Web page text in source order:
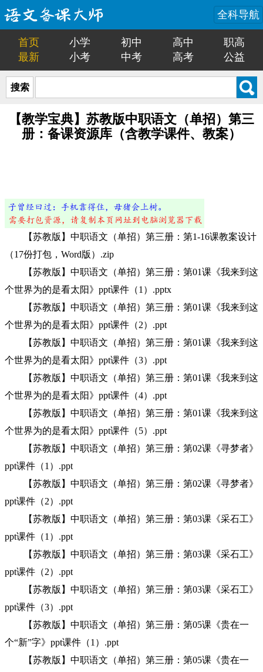
全科导航
首页 小学 初中 高中
职高
最新
小考 中考 高考 公益
搜索
【教学宝典】苏教版中职语文（单招）第三
册：备课资源库（含教学课件、教案）
【苏教版】中职语文（单招）第三册：第1-16课教案设计
（17份打包，Word版）.zip
【苏教版】中职语文（单招）第三册：第01课《我来到这
个世界为的是看太阳》ppt课件（1）.pptx
【苏教版】中职语文（单招）第三册：第01课《我来到这
个世界为的是看太阳》ppt课件（2）.ppt
【苏教版】中职语文（单招）第三册：第01课《我来到这
个世界为的是看太阳》ppt课件（3）.ppt
【苏教版】中职语文（单招）第三册：第01课《我来到这
个世界为的是看太阳》ppt课件（4）.ppt
【苏教版】中职语文（单招）第三册：第01课《我来到这
个世界为的是看太阳》ppt课件（5）.ppt
【苏教版】中职语文（单招）第三册：第02课《寻梦者》
ppt课件（1）.ppt
【苏教版】中职语文（单招）第三册：第02课《寻梦者》
ppt课件（2）.ppt
【苏教版】中职语文（单招）第三册：第03课《采石工》
ppt课件（1）.ppt
【苏教版】中职语文（单招）第三册：第03课《采石工》
ppt课件（2）.ppt
【苏教版】中职语文（单招）第三册：第03课《采石工》
ppt课件（3）.ppt
【苏教版】中职语文（单招）第三册：第05课《贵在一
个“新”字》ppt课件（1）.ppt
【苏教版】中职语文（单招）第三册：第05课《贵在一